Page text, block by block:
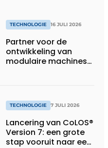
TECHNOLOGIE 16 JULI 2026
Partner voor de
ontwikkeling van
modulaire machines
TECHNOLOGIE 7 JULI 2026
Lancering van CoLOS®
Version 7: een grote
stap vooruit naar een